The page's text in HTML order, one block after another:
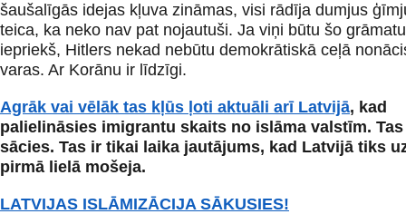
šaušalīgās idejas kļuva zināmas, visi rādīja dumjus
teica, ka neko nav pat nojautuši. Ja viņi būtu šo
iepriekš, Hitlers nekad nebūtu demokrātiskā ceļā
varas. Ar Korānu ir līdzīgi.
Agrāk vai vēlāk tas kļūs ļoti aktuāli arī Latvijā, kad
palielināsies imigrantu skaits no islāma valstīm.
sācies. Tas ir tikai laika jautājums, kad Latvijā tiks
pirmā lielā mošeja.
LATVIJAS ISLĀMIZĀCIJA SĀKUSIES!